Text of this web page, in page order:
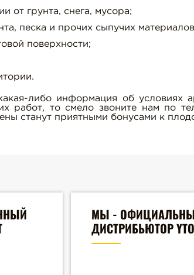
от грунта, снега, мусора;
песка и прочих сыпучих
поверхности;
либо информация об условиях
работ, то смело звоните нам по
станут приятными бонусами к
МЫ -
ДИСТРИБЬЮТОР